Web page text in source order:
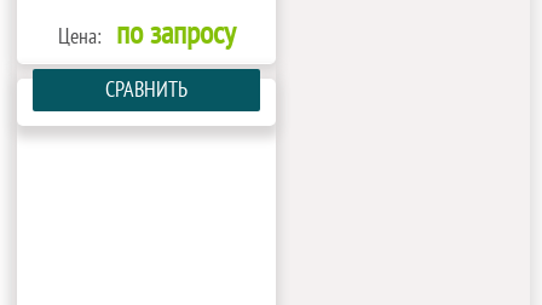
Цена: по запросу
СРАВНИТЬ